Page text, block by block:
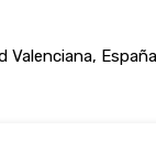
Valenciana, España